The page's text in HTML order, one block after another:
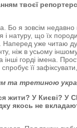
твоєї
Бо я зовсім
і натуру, що їх
уже читаю
ніж в усьому
горді імена.
її
та третиною
жити? У Києві? У
якось не